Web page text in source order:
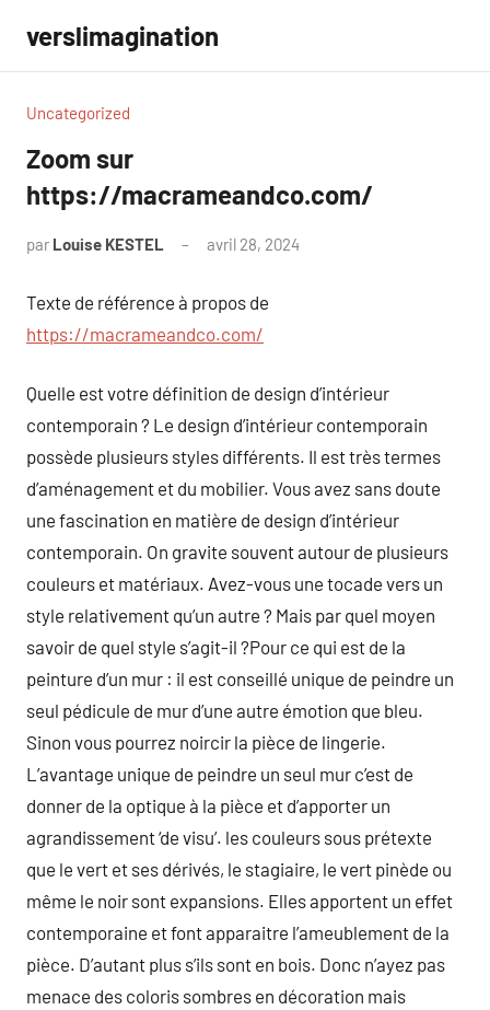
contenu
verslimagination
Uncategorized
Zoom sur
https://macrameandco.com/
par Louise KESTEL avril 28, 2024
Texte de référence à propos de
https://macrameandco.com/
Quelle est votre définition de design d’intérieur
contemporain ? Le design d’intérieur contemporain
possède plusieurs styles différents. Il est très termes
d’aménagement et du mobilier. Vous avez sans doute
une fascination en matière de design d’intérieur
contemporain. On gravite souvent autour de plusieurs
couleurs et matériaux. Avez-vous une tocade vers un
style relativement qu’un autre ? Mais par quel moyen
savoir de quel style s’agit-il ?Pour ce qui est de la
peinture d’un mur : il est conseillé unique de peindre un
seul pédicule de mur d’une autre émotion que bleu.
Sinon vous pourrez noircir la pièce de lingerie.
L’avantage unique de peindre un seul mur c’est de
donner de la optique à la pièce et d’apporter un
agrandissement ‘de visu’. les couleurs sous prétexte
que le vert et ses dérivés, le stagiaire, le vert pinède ou
même le noir sont expansions. Elles apportent un effet
contemporaine et font apparaitre l’ameublement de la
pièce. D’autant plus s’ils sont en bois. Donc n’ayez pas
menace des coloris sombres en décoration mais